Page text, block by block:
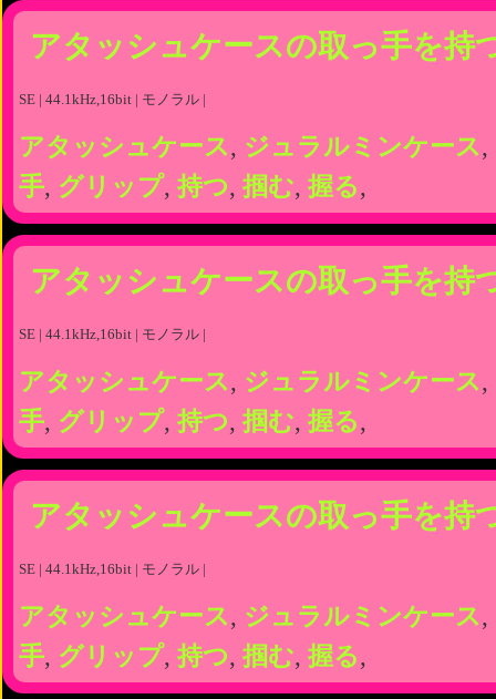
アタッシュケースの取っ手を持
SE | 44.1kHz,16bit | モノラル |
アタッシュケース, ジュラルミンケース,
手, グリップ, 持つ, 掴む, 握る,
アタッシュケースの取っ手を持
SE | 44.1kHz,16bit | モノラル |
アタッシュケース, ジュラルミンケース,
手, グリップ, 持つ, 掴む, 握る,
アタッシュケースの取っ手を持
SE | 44.1kHz,16bit | モノラル |
アタッシュケース, ジュラルミンケース,
手, グリップ, 持つ, 掴む, 握る,